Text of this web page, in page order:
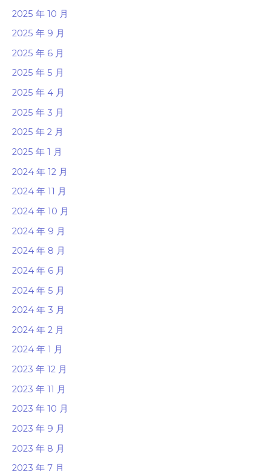
2025 年 10 月
2025 年 9 月
2025 年 6 月
2025 年 5 月
2025 年 4 月
2025 年 3 月
2025 年 2 月
2025 年 1 月
2024 年 12 月
2024 年 11 月
2024 年 10 月
2024 年 9 月
2024 年 8 月
2024 年 6 月
2024 年 5 月
2024 年 3 月
2024 年 2 月
2024 年 1 月
2023 年 12 月
2023 年 11 月
2023 年 10 月
2023 年 9 月
2023 年 8 月
2023 年 7 月